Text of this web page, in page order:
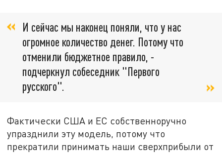
И сейчас мы наконец поняли, что у нас
огромное количество денег. Потому что
отменили бюджетное правило, -
подчеркнул собеседник "Первого
русского".
Фактически США и ЕС собственноручно
упразднили эту модель, потому что
прекратили принимать наши сверхприбыли от